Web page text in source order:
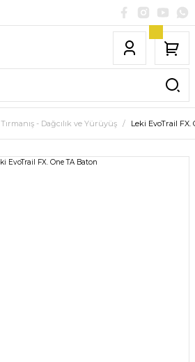
Tırmanış - Dağcılık ve Yürüyüş Leki EvoTrail